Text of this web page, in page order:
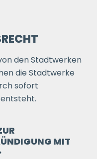
den Stadtwerken
die Stadtwerke
sofort
entsteht.
MIT